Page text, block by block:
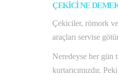
ÇEKİCİ NE
Çekiciler, römork
araçları servise
Neredeyse her gün
kurtarıcımızdır.